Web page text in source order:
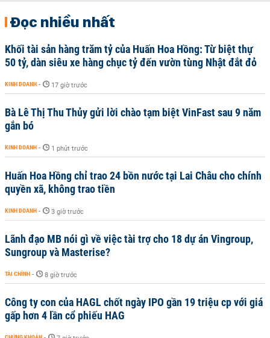
Đọc nhiều nhất
Khối tài sản hàng trăm tỷ của Huấn Hoa Hồng: Từ biệt thự
50 tỷ, dàn siêu xe hàng chục tỷ đến vườn tùng Nhật đắt đỏ
KINH DOANH - 17 giờ trước
Bà Lê Thị Thu Thủy gửi lời chào tạm biệt VinFast sau 9 năm
gắn bó
KINH DOANH - 1 phút trước
Huấn Hoa Hồng chỉ trao 24 bồn nước tại Lai Châu cho chính
quyền xã, không trao tiền
KINH DOANH - 3 giờ trước
Lãnh đạo MB nói gì về việc tài trợ cho 18 dự án Vingroup,
Sungroup và Masterise?
TÀI CHÍNH - 8 giờ trước
Công ty con của HAGL chốt ngày IPO gần 19 triệu cp với giá
gấp hơn 4 lần cổ phiếu HAG